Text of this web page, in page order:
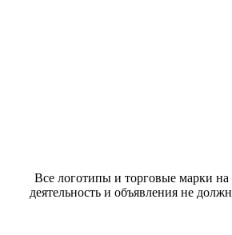
Все логотипы и торговые марки на
деятельность и объявления не